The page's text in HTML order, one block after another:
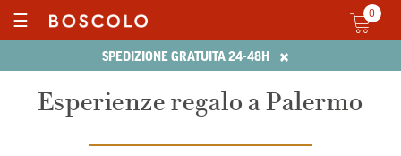
SPEDIZIONE GRATUITA 24-48H ×
☰ 0
Esperienze regalo a Palermo